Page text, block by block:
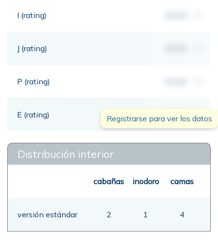
I (rating)
J (rating)
P (rating)
E (rating) 00,00 mt
Registrarse para ver los datos
Distribución interior
cabañas inodoro camas
versión estándar 2 1 4